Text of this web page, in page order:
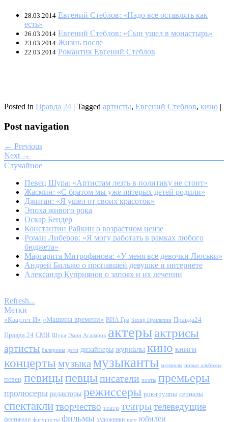
28.03.2014 Евгений Стеблов: «Надо все оставлять как
есть»
26.03.2014 Евгений Стеблов: «Сын ушел в монастырь»
23.03.2014 Жизнь после
22.03.2014 Романтик Евгений Стеблов
Posted in Правда 24 | Tagged артисты, Евгений Стеблов, кино |
Post navigation
← Previous
Next →
Случайное
Певец Шура: «Артистам лезть в политику не стоит»
Жасмин: «С братом мы уже пятерых детей родили»
Джиган: «Я ушел от своих красоток»
Эпоха живого рока
Оскар Бендер
Константин Райкин о возрастном цензе
Роман Либеров: «Я могу работать в рамках любого
бюджета»
Маргарита Митрофанова: «У меня все девочки Люськи»
Андрей Бильжо о пропавшей девушке и интернете
Александр Куприянов о запоях и их лечении
Refresh...
Метки
«Квартет И» «Машина времени» ВИА Гра Захар Прилепин Правда24
Правда 24 СМИ Шура Эмин Агаларов актерыактрисы
артисты балерины дети дизайнеры журналы кино книги
концерты музыка музыканты мюзиклы новые альбомы
певец певицыпевцыписатели поэты премьеры
продюсеры редакторы режиссеры рок-группы сериалы
спектаклитворчество театр театрытелеведущие
фестивали фигуристы фильмы художники шоу юбилеи